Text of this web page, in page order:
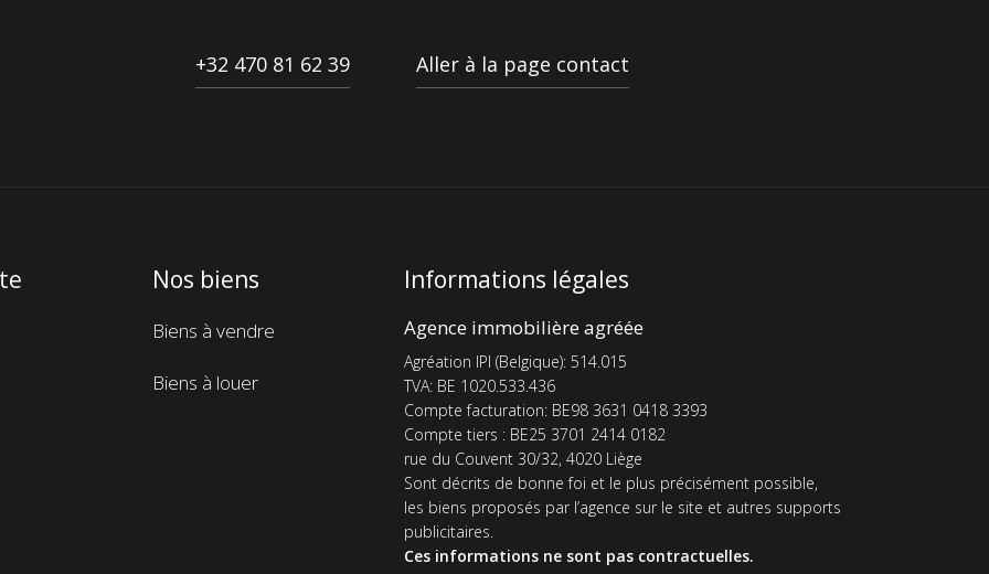
+32 470 81 62 39 Aller à la page contact
Nos biens
Menu
navigation
Biens à vendre
Biens à louer
Informations légales
Agence immobilière agréée
Agréation IPI (Belgique): 514.015
TVA: BE 1020.533.436
Compte facturation: BE98 3631 0418 3393
Compte tiers : BE25 3701 2414 0182
rue du Couvent 30/32, 4020 Liège
Sont décrits de bonne foi et le plus précisément possible,
les biens proposés par l’agence sur le site et autres supports
publicitaires.
Ces informations ne sont pas contractuelles.